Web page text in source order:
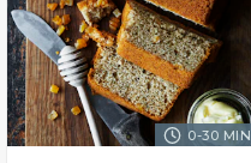
0-30 MIN.